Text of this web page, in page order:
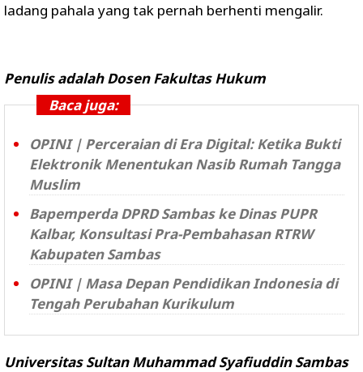
ladang pahala yang tak pernah berhenti mengalir.
Penulis adalah Dosen Fakultas Hukum
Baca juga:
OPINI | Perceraian di Era Digital: Ketika Bukti
Elektronik Menentukan Nasib Rumah Tangga
Muslim
Bapemperda DPRD Sambas ke Dinas PUPR
Kalbar, Konsultasi Pra-Pembahasan RTRW
Kabupaten Sambas
OPINI | Masa Depan Pendidikan Indonesia di
Tengah Perubahan Kurikulum
Universitas Sultan Muhammad Syafiuddin Sambas